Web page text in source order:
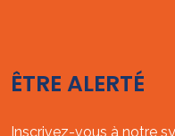
ÊTRE ALERTÉ
Inscrivez-vous à notre